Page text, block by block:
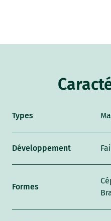
Types
Développement
Formes